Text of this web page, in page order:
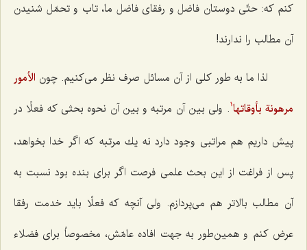
كنم كه: حتّی دوستان فاضل و رفقای فاضل ما، تاب و تحمّل شنیدن
آن مطالب را ندارند!
لذا ما به طور كلی از آن مسائل صرف نظر می‌كنیم. چون الأمور
مرهونة بأوقاتها1 . ولی بین آن مرتبه و بین آن نحوه بحثی كه فعلًا در
پیش داریم هم مراتبی وجود دارد نه یك مرتبه كه اگر خدا بخواهد،
پس از فراغت از این بحث علمی فرصت اگر برای بنده بود نسبت به
آن مطالب بالاتر هم می‌پردازم. ولی آنچه كه فعلًا باید خدمت رفقا
عرض كنم و همین‌طور به جهت افاده عامّش، مخصوصاً برای فضلاء